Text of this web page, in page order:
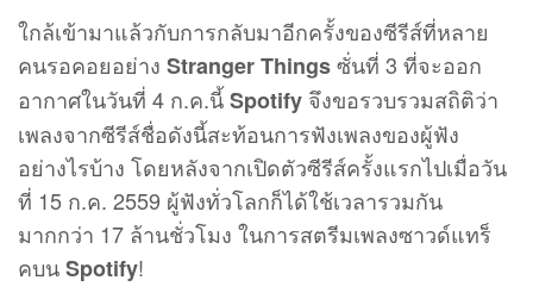
ใกล้เข้ามาแล้วกับการกลับมาอีกครั้งของซีรีส์ที่หลาย
คนรอคอยอย่าง Stranger Thingsซั่นที่ 3 ที่จะออก
อากาศในวันที่ 4 ก.ค.นี้Spotify จึงขอรวบรวมสถิติว่า
เพลงจากซีรีส์ชื่อดังนี้สะท้อนการฟังเพลงของผู้ฟัง
อย่างไรบ้าง โดยหลังจากเปิดตัวซีรีส์ครั้งแรกไปเมื่อวัน
ที่ 15 ก.ค. 2559 ผู้ฟังทั่วโลกก็ได้ใช้เวลารวมกัน
มากกว่า 17 ล้านชั่วโมง ในการสตรีมเพลงซาวด์แทร็
คบนSpotify!